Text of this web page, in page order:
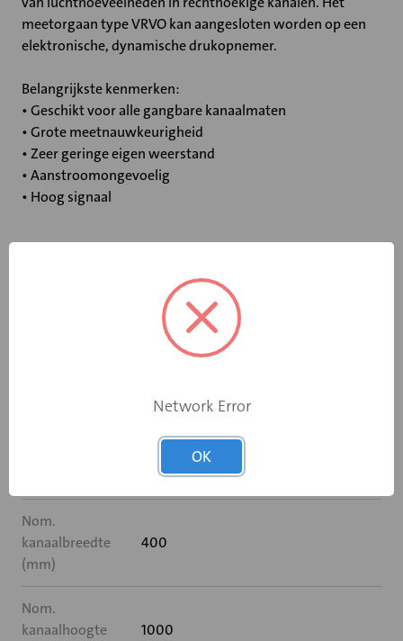
meetorgaan type VRVO kan aangesloten worden op een
elektronische, dynamische drukopnemer.
Belangrijkste kenmerken:
• Geschikt voor alle gangbare kanaalmaten
• Grote meetnauwkeurigheid
• Zeer geringe eigen weerstand
• Aanstroomongevoelig
• Hoog signaal
Geen
400
1000
Nom.
kanaalbreedte
(mm)
400
Nom.
kanaalhoogte
1000
Network Error
OK